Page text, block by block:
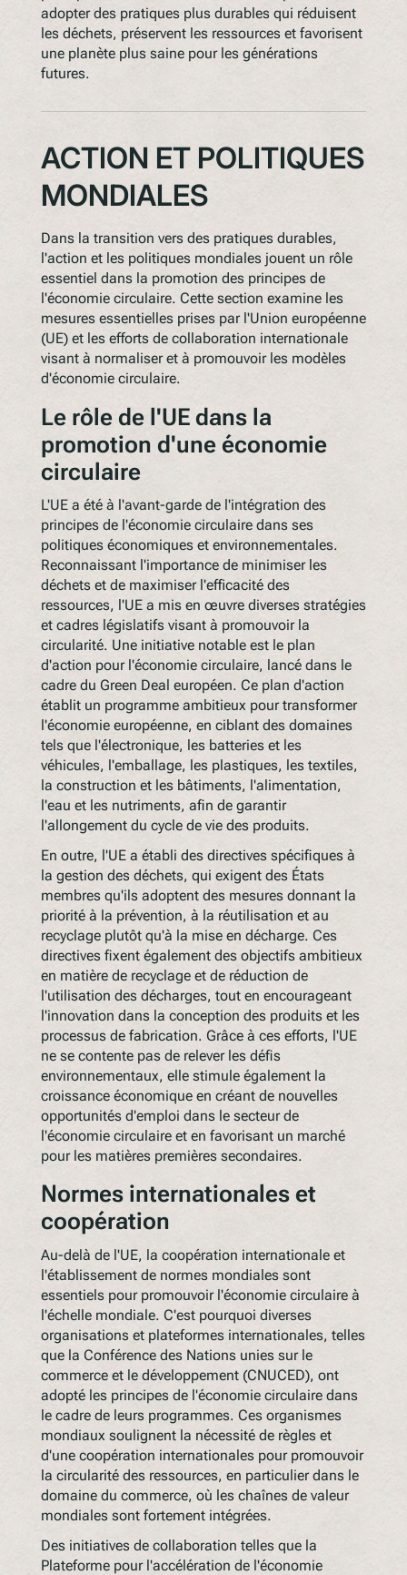
adopter des pratiques plus durables qui réduisent
les déchets, préservent les ressources et favorisent
une planète plus saine pour les générations
futures.
ACTION ET POLITIQUES
MONDIALES
Dans la transition vers des pratiques durables,
l'action et les politiques mondiales jouent un rôle
essentiel dans la promotion des principes de
l'économie circulaire. Cette section examine les
mesures essentielles prises par l'Union européenne
(UE) et les efforts de collaboration internationale
visant à normaliser et à promouvoir les modèles
d'économie circulaire.
Le rôle de l'UE dans la
promotion d'une économie
circulaire
L'UE a été à l'avant-garde de l'intégration des
principes de l'économie circulaire dans ses
politiques économiques et environnementales.
Reconnaissant l'importance de minimiser les
déchets et de maximiser l'efficacité des
ressources, l'UE a mis en œuvre diverses stratégies
et cadres législatifs visant à promouvoir la
circularité. Une initiative notable est le plan
d'action pour l'économie circulaire, lancé dans le
cadre du Green Deal européen. Ce plan d'action
établit un programme ambitieux pour transformer
l'économie européenne, en ciblant des domaines
tels que l'électronique, les batteries et les
véhicules, l'emballage, les plastiques, les textiles,
la construction et les bâtiments, l'alimentation,
l'eau et les nutriments, afin de garantir
l'allongement du cycle de vie des produits.
En outre, l'UE a établi des directives spécifiques à
la gestion des déchets, qui exigent des États
membres qu'ils adoptent des mesures donnant la
priorité à la prévention, à la réutilisation et au
recyclage plutôt qu'à la mise en décharge. Ces
directives fixent également des objectifs ambitieux
en matière de recyclage et de réduction de
l'utilisation des décharges, tout en encourageant
l'innovation dans la conception des produits et les
processus de fabrication. Grâce à ces efforts, l'UE
ne se contente pas de relever les défis
environnementaux, elle stimule également la
croissance économique en créant de nouvelles
opportunités d'emploi dans le secteur de
l'économie circulaire et en favorisant un marché
pour les matières premières secondaires.
Normes internationales et
coopération
Au-delà de l'UE, la coopération internationale et
l'établissement de normes mondiales sont
essentiels pour promouvoir l'économie circulaire à
l'échelle mondiale. C'est pourquoi diverses
organisations et plateformes internationales, telles
que la Conférence des Nations unies sur le
commerce et le développement (CNUCED), ont
adopté les principes de l'économie circulaire dans
le cadre de leurs programmes. Ces organismes
mondiaux soulignent la nécessité de règles et
d'une coopération internationales pour promouvoir
la circularité des ressources, en particulier dans le
domaine du commerce, où les chaînes de valeur
mondiales sont fortement intégrées.
Des initiatives de collaboration telles que la
Plateforme pour l'accélération de l'économie